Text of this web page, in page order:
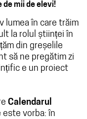
de mii de elevi!
lumea în care trăim
la rolul științei în
din greșelile
să ne pregătim zi
e un proiect
Calendarul
este vorba: în